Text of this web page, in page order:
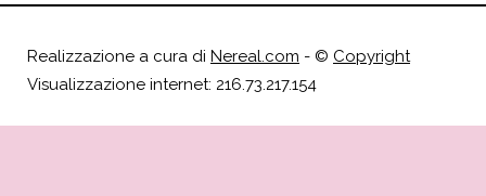
Realizzazione a cura di Nereal.com - © Copyright
Visualizzazione internet: 216.73.217.154